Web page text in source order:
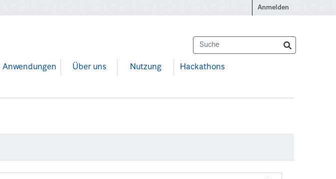
Anmelden
Anwendungen Über uns Nutzung Hackathons